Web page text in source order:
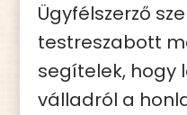
Ügyfélszerző
testreszabott
segítelek, hogy
válladról a